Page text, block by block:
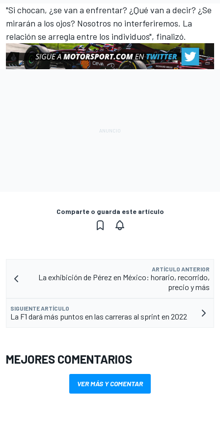
"Si chocan, ¿se van a enfrentar? ¿Qué van a decir? ¿Se
mirarán a los ojos? Nosotros no interferiremos. La
relación se arregla entre los individuos", finalizó.
Comparte o guarda este artículo
ARTÍCULO ANTERIOR
La exhibición de Pérez en México: horario, recorrido,
precio y más
SIGUIENTE ARTÍCULO
La F1 dará más puntos en las carreras al sprint en 2022
MEJORES COMENTARIOS
VER MÁS Y COMENTAR